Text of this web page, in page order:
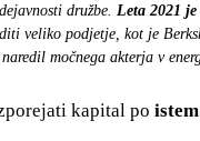
družbe. Leta 2021
veliko podjetje, kot je
močnega akterja v
kapital po